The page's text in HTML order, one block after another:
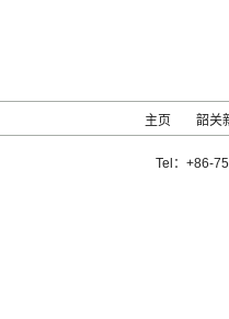
主页 韶关
Tel：+86-